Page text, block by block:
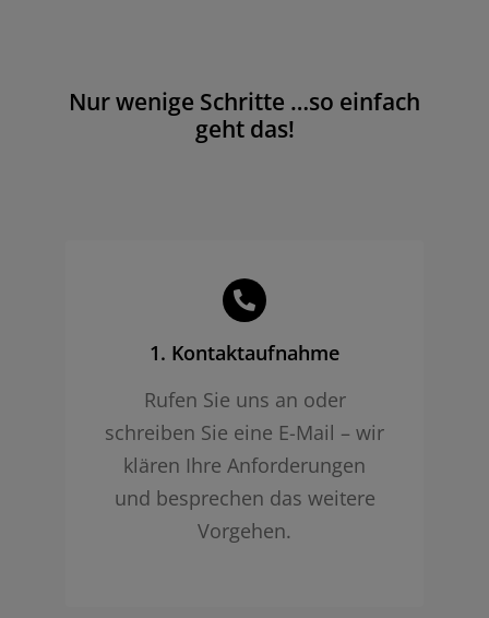
Nur wenige Schritte …so einfach
geht das!
1. Kontaktaufnahme
Rufen Sie uns an oder
schreiben Sie eine E-Mail – wir
klären Ihre Anforderungen
und besprechen das weitere
Vorgehen.